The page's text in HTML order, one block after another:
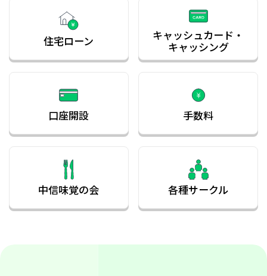
金庫 未成年者口座および課税未成年者口座約款」改訂
のお知らせ
窓口での「通帳発行手数料」の見合わせについて
NISA関連の通知の追加・変更について
信用金庫を騙る詐欺電話に関する注意喚起について
窓口における「通帳レス口座」の導入並びに「通帳発
行手数料」の新設について
の終了について
「中信メイン口座サービス」の適用条件の改定につい
投資信託関係手数料の新設について
手形・小切手の全面的な電子化に向けた取組みについ
住宅ローン
キャッシュカード・
キャッシング
口座開設 手数料
中信味覚の会 各種サークル